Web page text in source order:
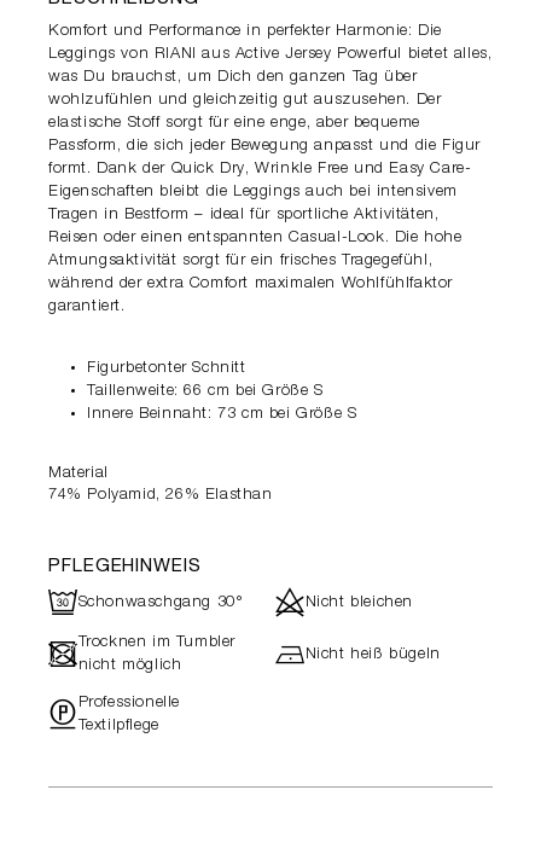
Komfort und Performance in perfekter Harmonie: Die
Leggings von RIANI aus Active Jersey Powerful bietet alles,
was Du brauchst, um Dich den ganzen Tag über
wohlzufühlen und gleichzeitig gut auszusehen. Der
elastische Stoff sorgt für eine enge, aber bequeme
Passform, die sich jeder Bewegung anpasst und die Figur
formt. Dank der Quick Dry, Wrinkle Free und Easy Care-
Eigenschaften bleibt die Leggings auch bei intensivem
Tragen in Bestform – ideal für sportliche Aktivitäten,
Reisen oder einen entspannten Casual-Look. Die hohe
Atmungsaktivität sorgt für ein frisches Tragegefühl,
während der extra Comfort maximalen Wohlfühlfaktor
garantiert.
Figurbetonter Schnitt
Taillenweite: 66 cm bei Größe S
Innere Beinnaht: 73 cm bei Größe S
Material
74% Polyamid, 26% Elasthan
PFLEGEHINWEIS
RSchonwaschgang 30° dNicht bleichen
- Trocknen im Tumbler
nicht möglich
hNicht heiß bügeln
"Professionelle
Textilpflege